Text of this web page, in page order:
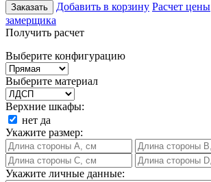
Заказать Добавить в корзину Расчет цены
замерщика
Получить расчет
Выберите конфигурацию
Выберите материал
Верхние шкафы:
нет да
Укажите размер:
Укажите личные данные: